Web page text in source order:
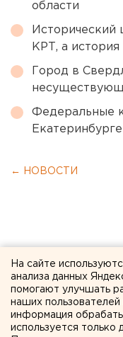
области
Исторический
КРТ, а
Город в
Федеральные
← НОВОСТИ
В
телеком-
На сайте
анализа данных
помогают улучшать
наших пользователей
информация
используется только